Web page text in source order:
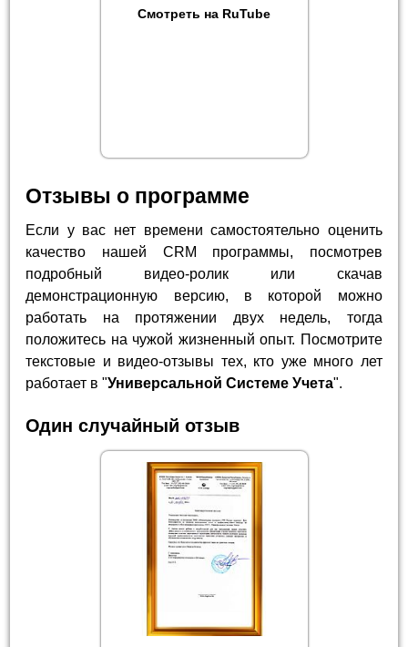
Смотреть на RuTube
Отзывы о программе
Если у вас нет времени самостоятельно оценить
качество нашей CRM программы, посмотрев
подробный видео-ролик или скачав
демонстрационную версию, в которой можно
работать на протяжении двух недель, тогда
положитесь на чужой жизненный опыт. Посмотрите
текстовые и видео-отзывы тех, кто уже много лет
работает в "Универсальной Системе Учета".
Один случайный отзыв